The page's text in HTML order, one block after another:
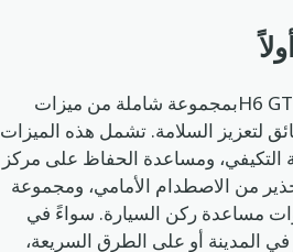
زودت هافال H6 GTبمجموعة شاملة من ميزات
لتعزيز السلامة. تشمل هذه الميزات
التكيفي، ومساعدة الحفاظ على مركز
من الاصطدام الأمامي، ومجموعة
مساعدة ركن السيارة. سواءً في
المدينة أو على الطرق السريعة،